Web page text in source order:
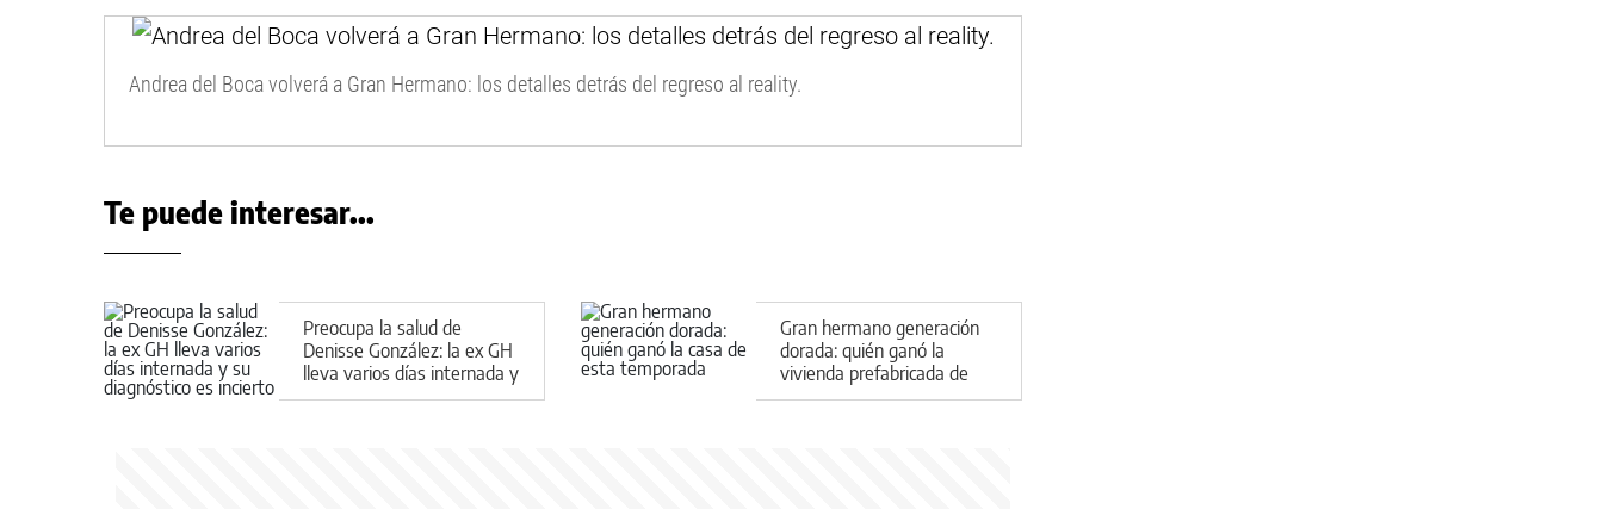
Andrea del Boca volverá a Gran Hermano: los detalles detrás del regreso al reality.
Te puede interesar...
Preocupa la salud de
Denisse González: la ex GH
lleva varios días internada y
su diagnóstico es incierto
Gran hermano generación
dorada: quién ganó la
vivienda prefabricada de
esta temporada